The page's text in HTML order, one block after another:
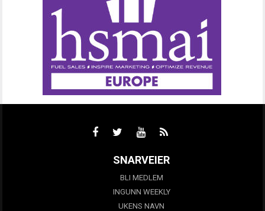
SNARVEIER
BLI MEDLEM
INGUNN WEEKLY
UKENS NAVN